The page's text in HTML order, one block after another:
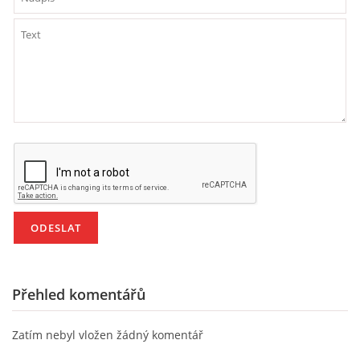
PÍSNĚ K TÉMATU PODZIM
POHYBOVÉ AKTIVITY NA TÉMA PODZIM
PÍSNĚ K TÉMATU ZIMA
BÁSNĚ K TÉMATU ZIMA
Přehled komentářů
Zatím nebyl vložen žádný komentář